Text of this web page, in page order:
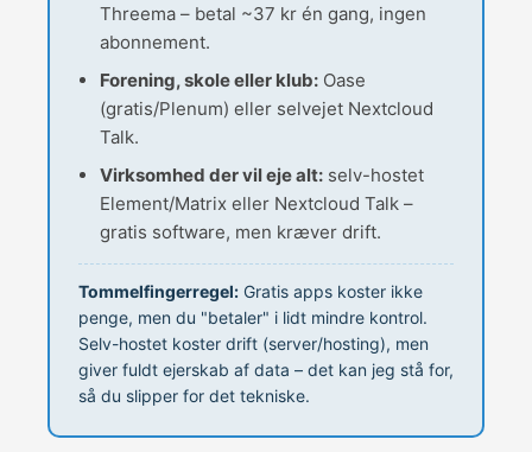
Threema – betal ~37 kr én gang, ingen
abonnement.
Forening, skole eller klub: Oase
(gratis/Plenum) eller selvejet Nextcloud
Talk.
Virksomhed der vil eje alt: selv-hostet
Element/Matrix eller Nextcloud Talk –
gratis software, men kræver drift.
Tommelfingerregel: Gratis apps koster ikke
penge, men du "betaler" i lidt mindre kontrol.
Selv-hostet koster drift (server/hosting), men
giver fuldt ejerskab af data – det kan jeg stå for,
så du slipper for det tekniske.